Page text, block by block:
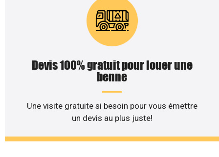
Devis 100% gratuit pour louer une
benne
Une visite gratuite si besoin pour vous émettre
un devis au plus juste!